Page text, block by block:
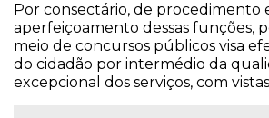
Por consectário, de procedimento
aperfeiçoamento dessas funções,
meio de concursos públicos visa
do cidadão por intermédio da
excepcional dos serviços, com